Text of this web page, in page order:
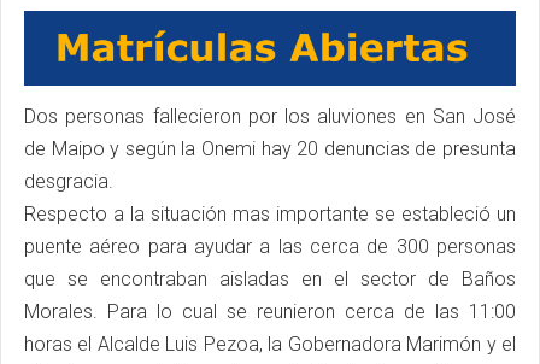
Dos personas fallecieron por los aluviones en San José
de Maipo y según la Onemi hay 20 denuncias de presunta
desgracia.
Respecto a la situación mas importante se estableció un
puente aéreo para ayudar a las cerca de 300 personas
que se encontraban aisladas en el sector de Baños
Morales. Para lo cual se reunieron cerca de las 11:00
horas el Alcalde Luis Pezoa, la Gobernadora Marimón y el